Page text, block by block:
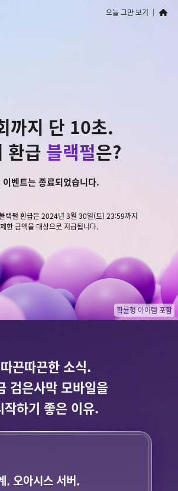
오늘 그만 보기
까지 단 ​10초.
환급 블랙펄은?
이벤트는 종료되었습니다.
랙펄 환급은 2024년 3월 30일(토) 23:59까지
한 금액을 대상으로 지급됩니다.​
확률형 아이템 포함
따끈따끈한 소식.​
검은사막 모바일을
작하기 좋은 이유​.
. 오아시스 서버​.